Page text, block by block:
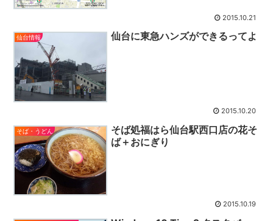
2015.10.21
仙台情報 仙台に東急ハンズができるってよ
2015.10.20
そば・うどん
そば処福はら仙台駅西口店の花そ
ば＋おにぎり
2015.10.19